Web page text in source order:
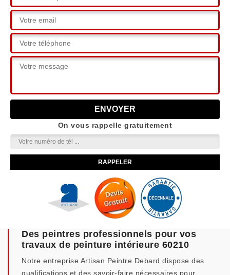
On vous rappelle gratuitement
Des peintres professionnels pour vos
travaux de peinture intérieure 60210
Notre entreprise Artisan Peintre Debard dispose des
qualifications et des savoir-faire nécessaires pour